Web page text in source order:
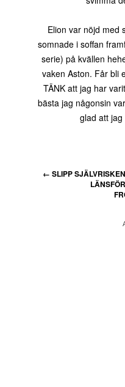
Elion var nöjd med
somnade i soffan
serie) på kvällen
vaken Aston. Får bli
TÄNK att jag har
bästa jag någonsin
glad att jag
← SLIPP